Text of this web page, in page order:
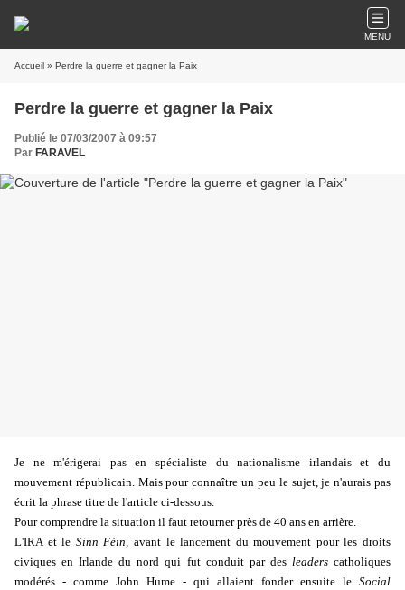
MENU
Accueil » Perdre la guerre et gagner la Paix
Perdre la guerre et gagner la Paix
Publié le 07/03/2007 à 09:57
Par FARAVEL
Je ne m'érigerai pas en spécialiste du nationalisme irlandais et du
mouvement républicain. Mais pour connaître un peu le sujet, je n'aurais pas
écrit la phrase titre de l'article ci-dessous.
Pour comprendre la situation il faut retourner près de 40 ans en arrière.
L'IRA et le Sinn Féin, avant le lancement du mouvement pour les droits
civiques en Irlande du nord qui fut conduit par des leaderscatholiques
modérés - comme John Hume - qui allaient fonder ensuite le Social